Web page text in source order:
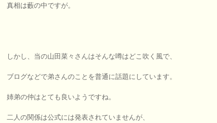
真相は藪の中ですが。
しかし、当の山田菜々さんはそんな噂はどこ吹く風で、
ブログなどで弟さんのことを普通に話題にしています。
姉弟の仲はとても良いようですね。
二人の関係は公式には発表されていませんが、